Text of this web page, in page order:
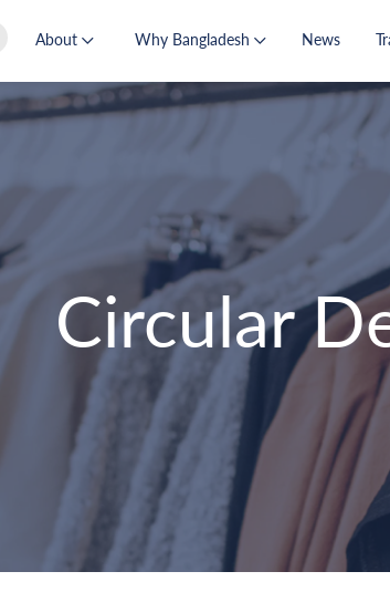
About Why Bangladesh News
Circular